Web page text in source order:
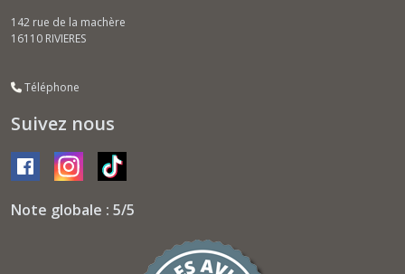
142 rue de la machère
16110 RIVIERES
Téléphone
Suivez nous
Note globale : 5/5